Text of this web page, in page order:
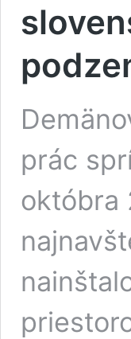
prác
októbra